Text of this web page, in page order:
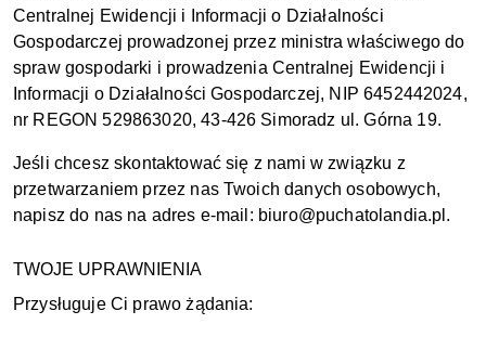
Centralnej Ewidencji i Informacji o Działalności
Gospodarczej prowadzonej przez ministra właściwego do
spraw gospodarki i prowadzenia Centralnej Ewidencji i
Informacji o Działalności Gospodarczej, NIP 6452442024,
nr REGON 529863020, 43-426 Simoradz ul. Górna 19.
Jeśli chcesz skontaktować się z nami w związku z
przetwarzaniem przez nas Twoich danych osobowych,
napisz do nas na adres e-mail: biuro@puchatolandia.pl.
TWOJE UPRAWNIENIA
Przysługuje Ci prawo żądania: